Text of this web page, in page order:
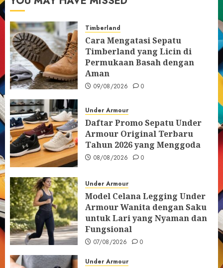
Timberland
Cara Mengatasi Sepatu
Timberland yang Licin di
Permukaan Basah dengan
Aman
09/08/2026 0
Under Armour
Daftar Promo Sepatu Under
Armour Original Terbaru
Tahun 2026 yang Menggoda
08/08/2026 0
Under Armour
Model Celana Legging Under
Armour Wanita dengan Saku
untuk Lari yang Nyaman dan
Fungsional
07/08/2026 0
Under Armour